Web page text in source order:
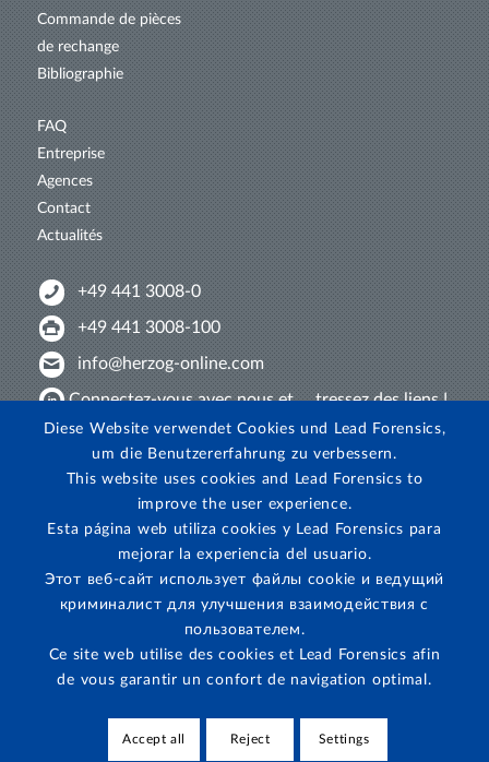
Commande de pièces
de rechange
Bibliographie
FAQ
Entreprise
Agences
Contact
Actualités
+49 441 3008-0
+49 441 3008-100
info@herzog-online.com
Connectez-vous avec nous et ... tressez des liens !
Venez nous découvrir sur YouTube !
Regardez sur Instagram!
Mentions légales·Protection des données·Protection des
dénonciateurs
Diese Website verwendet Cookies und Lead Forensics,
um die Benutzererfahrung zu verbessern.
This website uses cookies and Lead Forensics to
improve the user experience.
Esta página web utiliza cookies y Lead Forensics para
mejorar la experiencia del usuario.
Этот веб-сайт использует файлы cookie и ведущий
криминалист для улучшения взаимодействия с
пользователем.
Ce site web utilise des cookies et Lead Forensics afin
de vous garantir un confort de navigation optimal.
Accept all Reject Settings